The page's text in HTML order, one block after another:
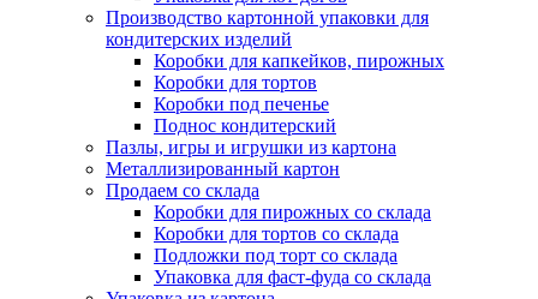
Производство картонной упаковки для
кондитерских изделий
Коробки для капкейков, пирожных
Коробки для тортов
Коробки под печенье
Поднос кондитерский
Пазлы, игры и игрушки из картона
Металлизированный картон
Продаем со склада
Коробки для пирожных со склада
Коробки для тортов со склада
Подложки под торт со склада
Упаковка для фаст-фуда со склада